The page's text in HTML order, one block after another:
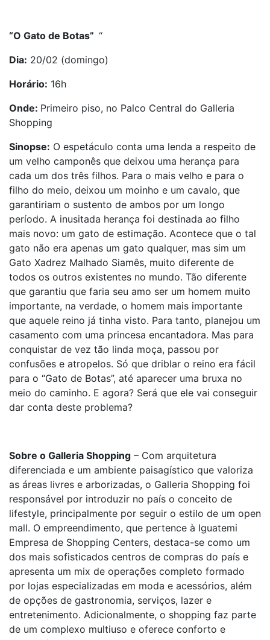
“O Gato de Botas” “
Dia: 20/02 (domingo)
Horário: 16h
Onde: Primeiro piso, no Palco Central do Galleria
Shopping
Sinopse: O espetáculo conta uma lenda a respeito de
um velho camponês que deixou uma herança para
cada um dos três filhos. Para o mais velho e para o
filho do meio, deixou um moinho e um cavalo, que
garantiriam o sustento de ambos por um longo
período. A inusitada herança foi destinada ao filho
mais novo: um gato de estimação. Acontece que o tal
gato não era apenas um gato qualquer, mas sim um
Gato Xadrez Malhado Siamês, muito diferente de
todos os outros existentes no mundo. Tão diferente
que garantiu que faria seu amo ser um homem muito
importante, na verdade, o homem mais importante
que aquele reino já tinha visto. Para tanto, planejou um
casamento com uma princesa encantadora. Mas para
conquistar de vez tão linda moça, passou por
confusões e atropelos. Só que driblar o reino era fácil
para o “Gato de Botas”, até aparecer uma bruxa no
meio do caminho. E agora? Será que ele vai conseguir
dar conta deste problema?
Sobre o Galleria Shopping – Com arquitetura
diferenciada e um ambiente paisagístico que valoriza
as áreas livres e arborizadas, o Galleria Shopping foi
responsável por introduzir no país o conceito de
lifestyle, principalmente por seguir o estilo de um open
mall. O empreendimento, que pertence à Iguatemi
Empresa de Shopping Centers, destaca-se como um
dos mais sofisticados centros de compras do país e
apresenta um mix de operações completo formado
por lojas especializadas em moda e acessórios, além
de opções de gastronomia, serviços, lazer e
entretenimento. Adicionalmente, o shopping faz parte
de um complexo multiuso e oferece conforto e